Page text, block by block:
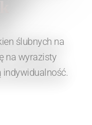
ślubnych na
na wyrazisty
indywidualność.